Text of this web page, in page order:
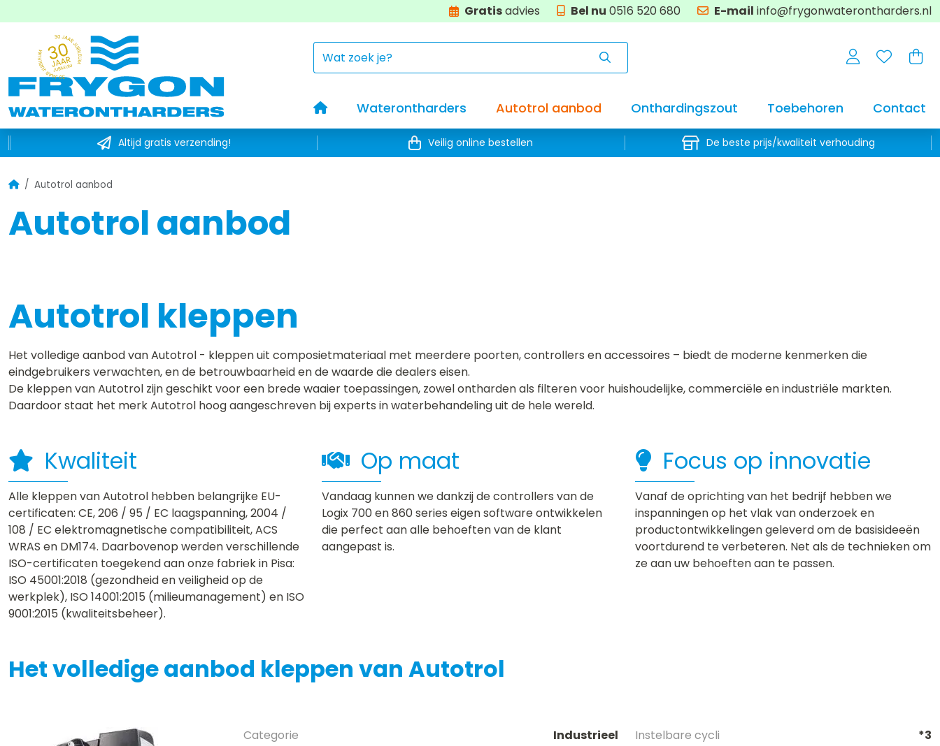
Gratisadvies Bel nu 0516 520 680 E-mail info@frygonwaterontharders.nl
HomeWaterontharders Autotrol aanbod Onthardingszout Toebehoren Contact
Altijd gratis verzending! Veilig online bestellen De beste prijs/kwaliteit verhouding
HomeAutotrol aanbod
Autotrol aanbod
Autotrol kleppen
Het volledige aanbod van Autotrol - kleppen uit composietmateriaal met meerdere poorten, controllers en accessoires – biedt de moderne kenmerken die
eindgebruikers verwachten, en de betrouwbaarheid en de waarde die dealers eisen.
De kleppen van Autotrol zijn geschikt voor een brede waaier toepassingen, zowel ontharden als filteren voor huishoudelijke, commerciële en industriële markten.
Daardoor staat het merk Autotrol hoog aangeschreven bij experts in waterbehandeling uit de hele wereld.
Kwaliteit
Alle kleppen van Autotrol hebben belangrijke EU-
certificaten: CE, 206 / 95 / EC laagspanning, 2004 /
108 / EC elektromagnetische compatibiliteit, ACS
WRAS en DM174. Daarbovenop werden verschillende
ISO-certificaten toegekend aan onze fabriek in Pisa:
ISO 45001:2018 (gezondheid en veiligheid op de
werkplek), ISO 14001:2015 (milieumanagement) en ISO
9001:2015 (kwaliteitsbeheer).
Op maat
Vandaag kunnen we dankzij de controllers van de
Logix 700 en 860 series eigen software ontwikkelen
die perfect aan alle behoeften van de klant
aangepast is.
Focus op innovatie
Vanaf de oprichting van het bedrijf hebben we
inspanningen op het vlak van onderzoek en
productontwikkelingen geleverd om de basisideeën
voortdurend te verbeteren. Net als de technieken om
ze aan uw behoeften aan te passen.
Het volledige aanbod kleppen van Autotrol
Categorie
Industrieel
Instelbare cycli
*3